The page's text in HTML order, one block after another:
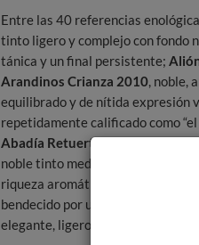
Entre las 40 referencias
tinto ligero y complejo con fondo
tánica y un final persistente;
Arandinos Crianza 2010, noble,
equilibrado y de nítida expresión
repetidamente calificado como
Abadía Retuerta Selección
noble tinto mediterráneo de
riqueza aromática con boca
bendecido por una boca fresca y
elegante, ligero y con suave